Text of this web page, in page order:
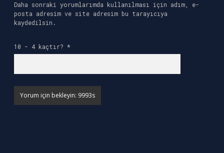
Daha sonraki yorumlarımda kullanılması için adım, e-
posta adresim ve site adresim bu tarayıcıya
kaydedilsin.
10 - 4 kaçtır? *